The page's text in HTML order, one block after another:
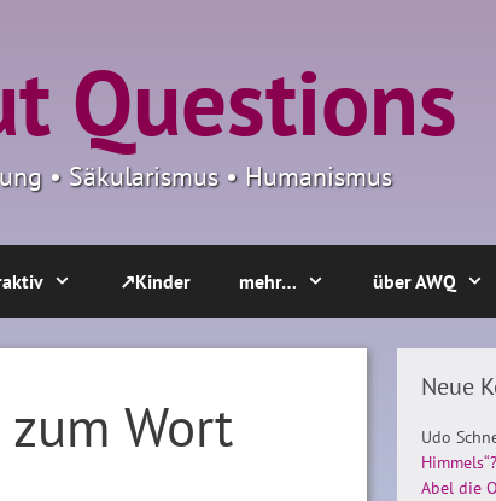
Questions
• Säkularismus • Humanismus
↗Kinder mehr… über AWQ
Wort
Neue
Udo
Abel die